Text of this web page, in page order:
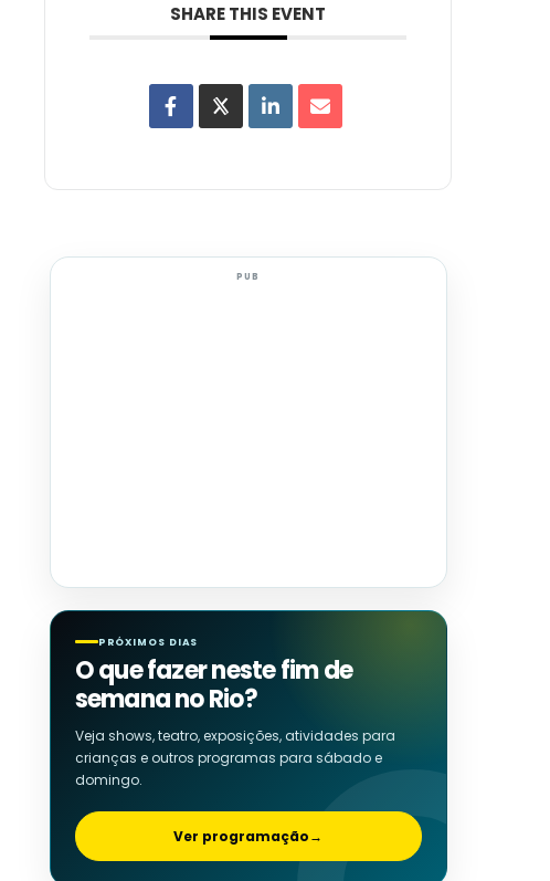
SHARE THIS EVENT
PUB
PRÓXIMOS DIAS
O que fazer neste fim de
semana no Rio?
Veja shows, teatro, exposições, atividades para
crianças e outros programas para sábado e
domingo.
Ver programação→